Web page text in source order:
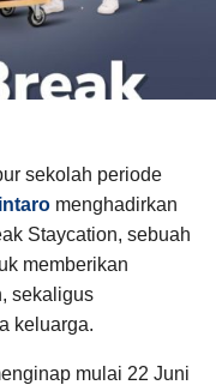
sekolah periode
menghadirkan
Staycation, sebuah
memberikan
sekaligus
keluarga.
mulai 22 Juni